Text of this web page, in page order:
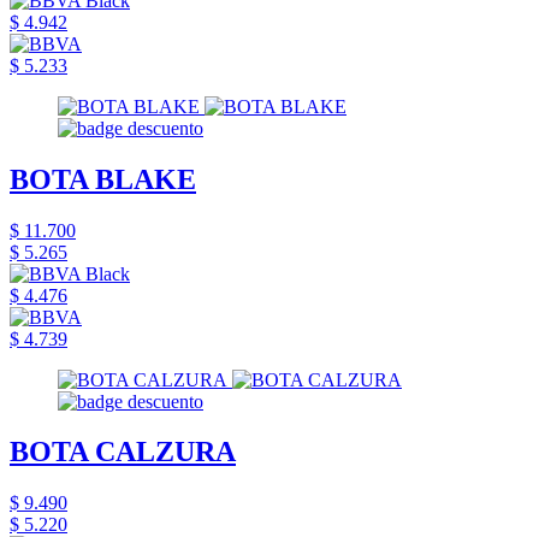
$ 4.942
$ 5.233
BOTA BLAKE
$ 11.700
$ 5.265
$ 4.476
$ 4.739
BOTA CALZURA
$ 9.490
$ 5.220